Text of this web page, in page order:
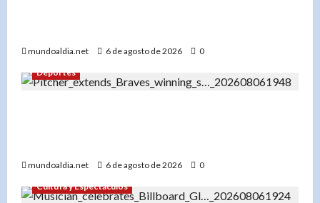
mundoaldia.net 6 de agosto de 2026
0
Deportes
mundoaldia.net 6 de agosto de 2026
0
Cultura y Espectáculos